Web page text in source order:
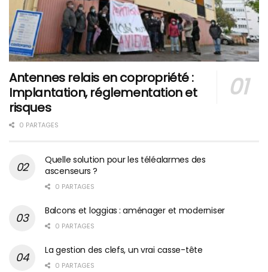
Antennes relais en copropriété :
Implantation, réglementation et
risques
0 PARTAGES
Quelle solution pour les téléalarmes des
ascenseurs ?
0 PARTAGES
Balcons et loggias : aménager et moderniser
0 PARTAGES
La gestion des clefs, un vrai casse-tête
0 PARTAGES